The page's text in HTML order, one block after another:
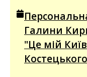
Галини
"Це мій